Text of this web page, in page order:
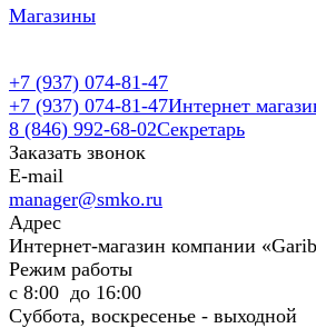
Магазины
+7 (937) 074-81-47
+7 (937) 074-81-47Интернет
8 (846) 992-68-02Секретарь
Заказать звонок
E-mail
manager@smko.ru
Адрес
Интернет-магазин компании
Режим работы
с 8:00 до 16:00
Суббота, воскресенье - выходной